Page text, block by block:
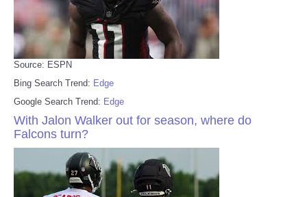
Source: ESPN
Bing Search Trend: Edge
Google Search Trend: Edge
With Jalon Walker out for season, where do
Falcons turn?